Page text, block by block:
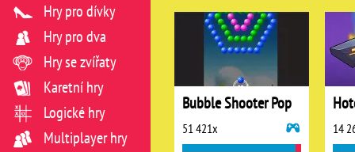
Bubble Shooter Pop
51 421x 14
Hry pro dívky
Hry pro dva
Hry se zvířaty
Karetní hry
Logické hry
Multiplayer hry